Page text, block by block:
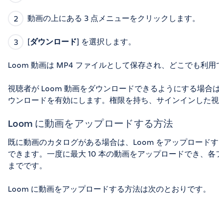
動画の上にある 3 点メニューをクリックします。
[ダウンロード] を選択します。
Loom 動画は MP4 ファイルとして保存され、どこでも利用
視聴者が Loom 動画をダウンロードできるようにする場合
ウンロードを有効にします。権限を持ち、サインインした
Loom に動画をアップロードする方法
既に動画のカタログがある場合は、Loom をアップロード
できます。一度に最大 10 本の動画をアップロードでき、
までです。
Loom に動画をアップロードする方法は次のとおりです。